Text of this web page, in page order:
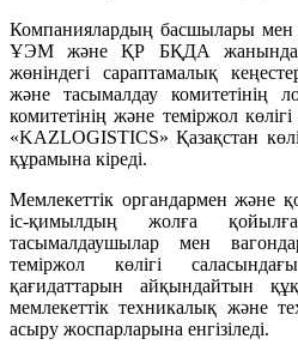
Компаниялардың басшылары
ҰЭМ және ҚР БҚДА жанындағы
жөніндегі сараптамалық
және тасымалдау комитетінің
комитетінің және теміржол
«KAZLOGISTICS» Қазақстан
құрамына кіреді.
Мемлекеттік органдармен және
іс-қимылдың жолға
тасымалдаушылар мен
теміржол көлігі
қағидаттарын айқындайтын
мемлекеттік техникалық және
асыру жоспарларына енгізіледі.